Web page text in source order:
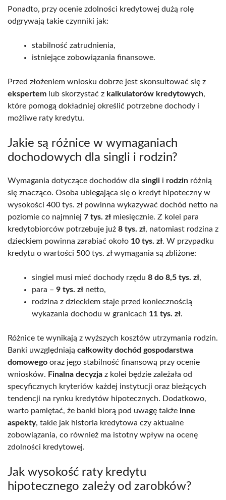
Ponadto, przy ocenie zdolności kredytowej dużą rolę
odgrywają takie czynniki jak:
stabilność zatrudnienia,
istniejące zobowiązania finansowe.
Przed złożeniem wniosku dobrze jest skonsultować się z
ekspertem lub skorzystać z kalkulatorów kredytowych,
które pomogą dokładniej określić potrzebne dochody i
możliwe raty kredytu.
Jakie są różnice w wymaganiach
dochodowych dla singli i rodzin?
Wymagania dotyczące dochodów dla singli i rodzin różnią
się znacząco. Osoba ubiegająca się o kredyt hipoteczny w
wysokości 400 tys. zł powinna wykazywać dochód netto na
poziomie co najmniej 7 tys. zł miesięcznie. Z kolei para
kredytobiorców potrzebuje już 8 tys. zł, natomiast rodzina z
dzieckiem powinna zarabiać około 10 tys. zł. W przypadku
kredytu o wartości 500 tys. zł wymagania są zbliżone:
singiel musi mieć dochody rzędu 8 do 8,5 tys. zł,
para – 9 tys. zł netto,
rodzina z dzieckiem staje przed koniecznością
wykazania dochodu w granicach 11 tys. zł.
Różnice te wynikają z wyższych kosztów utrzymania rodzin.
Banki uwzględniają całkowity dochód gospodarstwa
domowego oraz jego stabilność finansową przy ocenie
wniosków. Finalna decyzja z kolei będzie zależała od
specyficznych kryteriów każdej instytucji oraz bieżących
tendencji na rynku kredytów hipotecznych. Dodatkowo,
warto pamiętać, że banki biorą pod uwagę także inne
aspekty, takie jak historia kredytowa czy aktualne
zobowiązania, co również ma istotny wpływ na ocenę
zdolności kredytowej.
Jak wysokość raty kredytu
hipotecznego zależy od zarobków?